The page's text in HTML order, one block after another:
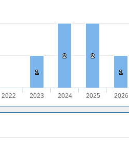
1
1
2
2 2
2
1
1
2022 2023 2024 2025 2026